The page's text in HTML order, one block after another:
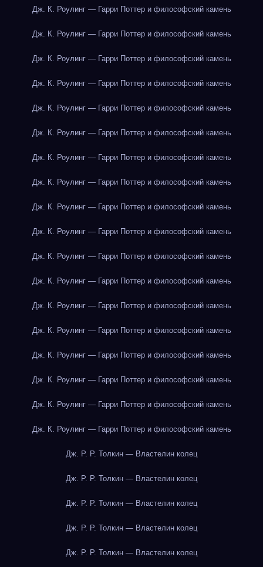
Дж. К. Роулинг — Гарри Поттер и философский камень
Дж. К. Роулинг — Гарри Поттер и философский камень
Дж. К. Роулинг — Гарри Поттер и философский камень
Дж. К. Роулинг — Гарри Поттер и философский камень
Дж. К. Роулинг — Гарри Поттер и философский камень
Дж. К. Роулинг — Гарри Поттер и философский камень
Дж. К. Роулинг — Гарри Поттер и философский камень
Дж. К. Роулинг — Гарри Поттер и философский камень
Дж. К. Роулинг — Гарри Поттер и философский камень
Дж. К. Роулинг — Гарри Поттер и философский камень
Дж. К. Роулинг — Гарри Поттер и философский камень
Дж. К. Роулинг — Гарри Поттер и философский камень
Дж. К. Роулинг — Гарри Поттер и философский камень
Дж. К. Роулинг — Гарри Поттер и философский камень
Дж. К. Роулинг — Гарри Поттер и философский камень
Дж. К. Роулинг — Гарри Поттер и философский камень
Дж. К. Роулинг — Гарри Поттер и философский камень
Дж. К. Роулинг — Гарри Поттер и философский камень
Дж. Р. Р. Толкин — Властелин колец
Дж. Р. Р. Толкин — Властелин колец
Дж. Р. Р. Толкин — Властелин колец
Дж. Р. Р. Толкин — Властелин колец
Дж. Р. Р. Толкин — Властелин колец